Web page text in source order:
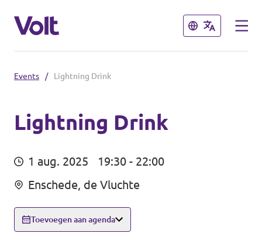
Sluiten
Communities
Volt Almelo
Volt Enschede
Volt Zwolle
Sluiten
Mensen
Events / Lightning Drink
Lightning Drink
1 aug. 2025
19:30 - 22:00
Enschede, de Vluchte
Toevoegen aan agenda